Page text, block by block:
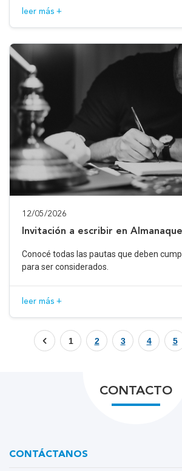
leer más +
12/05/2026
Invitación a escribir en
Conocé todas las pautas que deben
para ser considerados.
leer más +
1 2 3 4 5
CONTACTO
CONTÁCTANOS